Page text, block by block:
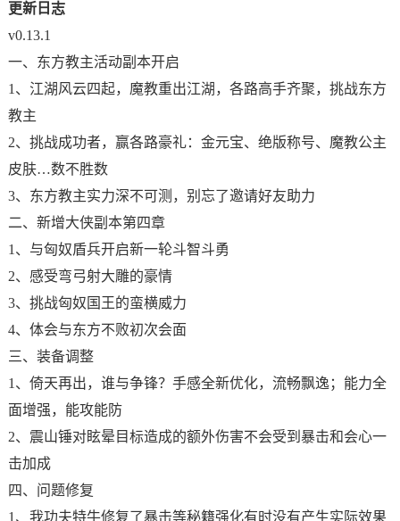
更新日志
v0.13.1
一、东方教主活动副本开启
1、江湖风云四起，魔教重出江湖，各路高手齐聚，挑战东方
教主
2、挑战成功者，赢各路豪礼：金元宝、绝版称号、魔教公主
皮肤…数不胜数
3、东方教主实力深不可测，别忘了邀请好友助力
二、新增大侠副本第四章
1、与匈奴盾兵开启新一轮斗智斗勇
2、感受弯弓射大雕的豪情
3、挑战匈奴国王的蛮横威力
4、体会与东方不败初次会面
三、装备调整
1、倚天再出，谁与争锋？手感全新优化，流畅飘逸；能力全
面增强，能攻能防
2、震山锤对眩晕目标造成的额外伤害不会受到暴击和会心一
击加成
四、问题修复
1、我功夫特牛修复了暴击等秘籍强化有时没有产生实际效果